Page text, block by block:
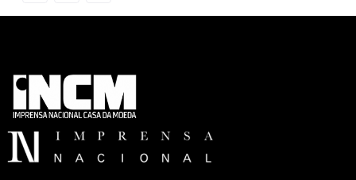
Facebook
Twitter
Email